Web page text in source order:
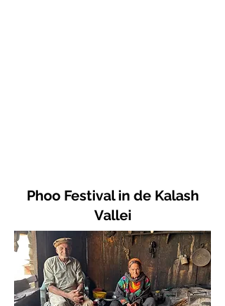
Phoo Festival in de Kalash
Vallei